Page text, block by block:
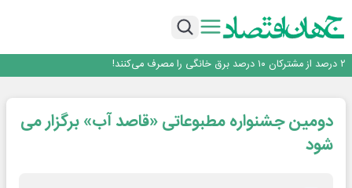
چرا بدون ثبات ارزی، صنایع بزرگ ایران در بن‌بست باقی می‌مانند
۲ درصد از مشترکان ۱۰ درصد برق خانگی را مصرف می‌کنند!
افزایش قیمت بلیت اتوبوس فصلی شد؟
دومین جشنواره مطبوعاتی «قاصد آب» برگزار می
شود